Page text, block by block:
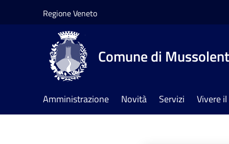
Regione Veneto
Comune di
Amministrazione Novità Servizi Vivere